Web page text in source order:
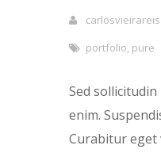
carlosvieirareis
portfolio, pure
Sed
enim.
Curabitur eget